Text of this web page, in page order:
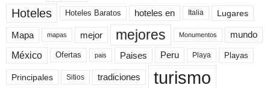
Hoteles Hoteles Baratos hoteles en Italia Lugares
Mapa mapas mejor mejores Monumentos mundo
México Ofertas pais Paises Peru Playa Playas
Principales Sitios tradiciones turismo